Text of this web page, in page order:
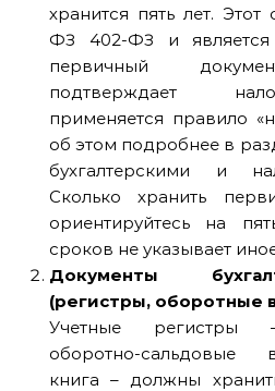
хранится пять лет. Этот
ФЗ 402-ФЗ и
первичный
подтверждает
применяется правило
об этом подробнее в
бухгалтерскими и
Сколько хранить
ориентируйтесь на
сроков не указывает
Документы
(регистры, оборотные
Учетные регистры
оборотно-сальдовые
книга – должны